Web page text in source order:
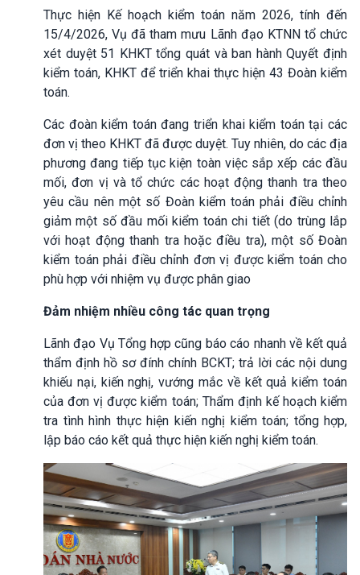
Thực hiện Kế hoạch kiểm toán năm 2026, tính đến
15/4/2026, Vụ đã tham mưu Lãnh đạo KTNN tổ chức
xét duyệt 51 KHKT tổng quát và ban hành Quyết định
kiểm toán, KHKT để triển khai thực hiện 43 Đoàn kiểm
toán.
Các đoàn kiểm toán đang triển khai kiểm toán tại các
đơn vị theo KHKT đã được duyệt. Tuy nhiên, do các địa
phương đang tiếp tục kiện toàn việc sắp xếp các đầu
mối, đơn vị và tổ chức các hoạt động thanh tra theo
yêu cầu nên một số Đoàn kiểm toán phải điều chỉnh
giảm một số đầu mối kiểm toán chi tiết (do trùng lắp
với hoạt động thanh tra hoặc điều tra), một số Đoàn
kiểm toán phải điều chỉnh đơn vị được kiểm toán cho
phù hợp với nhiệm vụ được phân giao
Đảm nhiệm nhiều công tác quan trọng
Lãnh đạo Vụ Tổng hợp cũng báo cáo nhanh về kết quả
thẩm định hồ sơ đính chính BCKT; trả lời các nội dung
khiếu nại, kiến nghị, vướng mắc về kết quả kiểm toán
của đơn vị được kiểm toán; Thẩm định kế hoạch kiểm
tra tình hình thực hiện kiến nghị kiểm toán; tổng hợp,
lập báo cáo kết quả thực hiện kiến nghị kiểm toán.